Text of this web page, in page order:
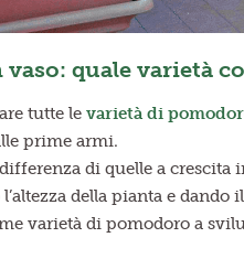
quale varietà
tutte le varietà di
prime armi.
differenza di quelle a
della pianta e
varietà di pomodoro a